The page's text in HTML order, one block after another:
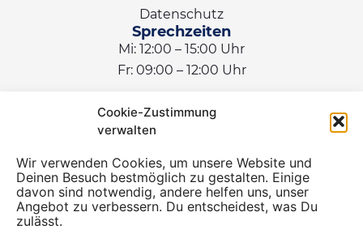
Cookie-Zustimmung
verwalten
Wir verwenden Cookies, um unsere Website und
Deinen Besuch bestmöglich zu gestalten. Einige
davon sind notwendig, andere helfen uns, unser
Angebot zu verbessern. Du entscheidest, was Du
zulässt.
Datenschutz
Sprechzeiten
Mi: 12:00 – 15:00 Uhr
Fr: 09:00 – 12:00 Uhr